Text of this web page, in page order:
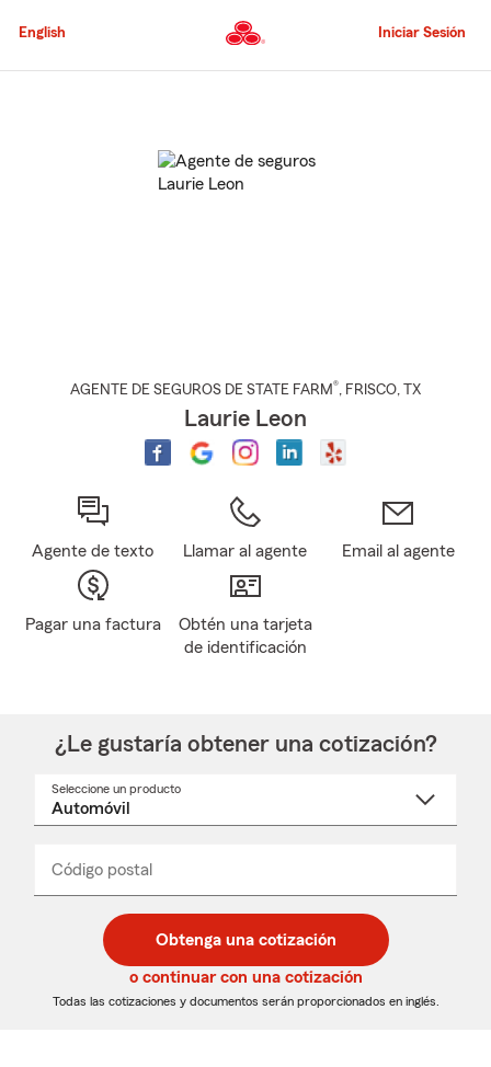
al
principal
English Iniciar Sesión
AGENTE DE SEGUROS DE STATE FARM®, FRISCO, TX
Laurie Leon
Agente de texto Llamar al agente Email al agente
Pagar una factura
Obtén una tarjeta
de identificación
¿Le gustaría obtener una cotización?
Seleccione un producto
desplegable
Código postal
de
5
dígitos
de
5
dígitos
_____
Obtenga una cotización
o continuar con una cotización
Todas las cotizaciones y documentos serán proporcionados en inglés.